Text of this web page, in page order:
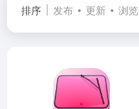
排序 发布 更新 浏览